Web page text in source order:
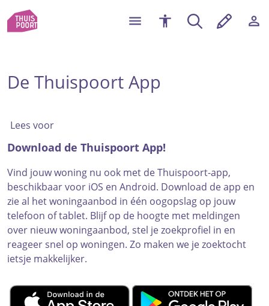
De Thuispoort App
Lees voor
Download de Thuispoort App!
Vind jouw woning nu ook met de Thuispoort-app,
beschikbaar voor iOS en Android. Download de app en
zie al het woningaanbod in één oogopslag op jouw
telefoon of tablet. Blijf op de hoogte met meldingen
over nieuw woningaanbod, stel je zoekprofiel in en
reageer snel op woningen. Zo maken we je zoektocht
ietsje makkelijker.